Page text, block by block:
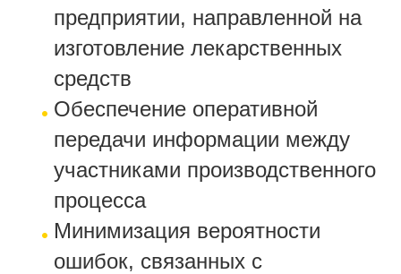
предприятии, направленной на
изготовление лекарственных
средств
Обеспечение оперативной
передачи информации между
участниками производственного
процесса
Минимизация вероятности
ошибок, связанных с